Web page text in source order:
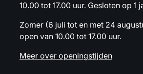
10.00 tot 17.00 uur. Gesloten op 1
Zomer (6 juli tot en met 24
open van 10.00 tot 17.00 uur.
Meer over openingstijden